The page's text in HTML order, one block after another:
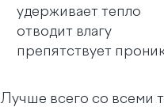
удерживает тепло
отводит влагу
препятствует
Лучше всего со всеми